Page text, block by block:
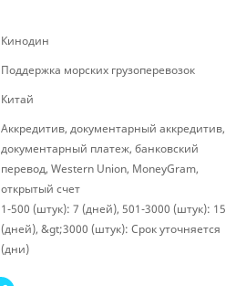
Кинодин
Поддержка морских грузоперевозок
Китай
Аккредитив, документарный аккредитив,
документарный платеж, банковский
перевод, Western Union, MoneyGram,
открытый счет
1-500 (штук): 7 (дней), 501-3000 (штук): 15
(дней), &gt;3000 (штук): Срок уточняется
(дни)